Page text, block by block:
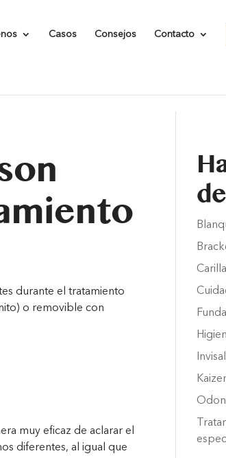
Casos Consejos Contacto
durante el tratamiento
o removible con
muy eficaz de aclarar el
diferentes, al igual que